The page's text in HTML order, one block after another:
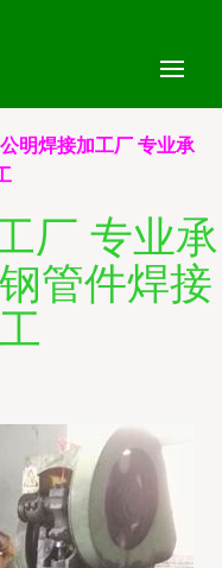
明焊接加工厂 专业承
厂 专业承
管件焊接